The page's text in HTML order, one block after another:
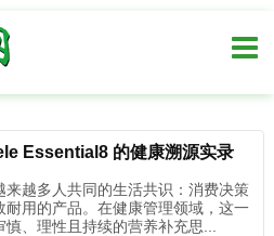
Essential8 的健康溯源实录
越多人共同的生活共识：消费决策
用的产品。在健康管理领域，这一
、理性且持续的营养补充思...